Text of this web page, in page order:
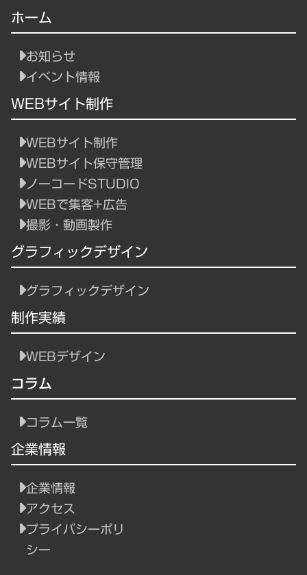
ホーム
お知らせ
イベント情報
WEBサイト制作
WEBサイト制作
WEBサイト保守管理
ノーコードSTUDIO
WEBで集客+広告
撮影・動画製作
グラフィックデザイン
グラフィックデザイン
制作実績
WEBデザイン
コラム
コラム一覧
企業情報
企業情報
アクセス
プライバシーポリ
シー